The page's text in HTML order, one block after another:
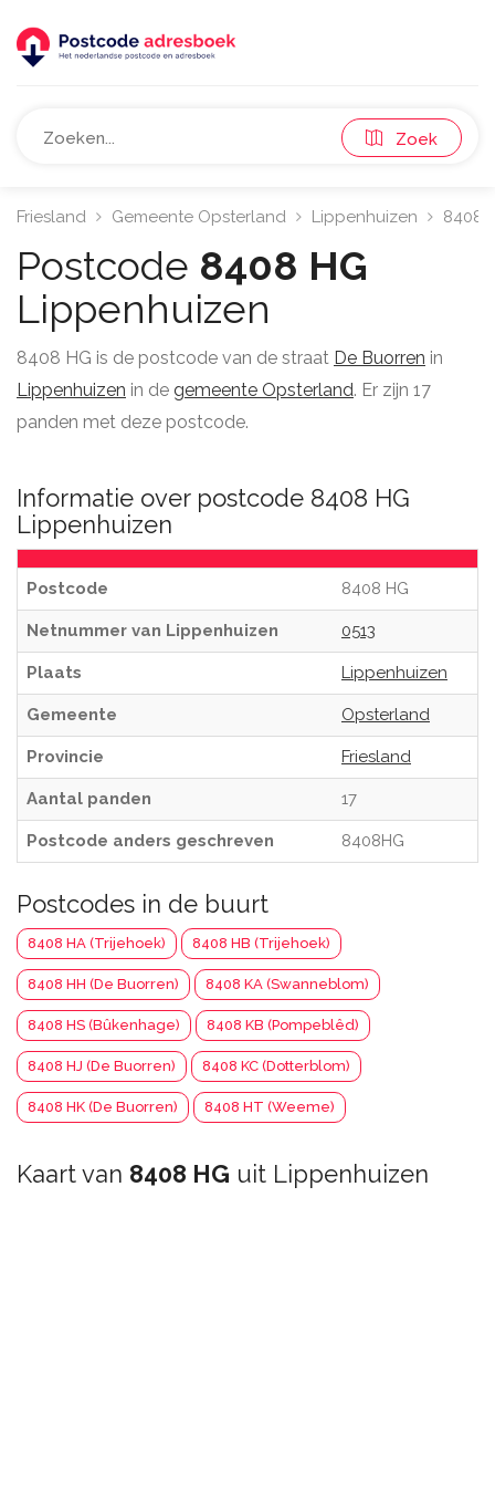
Zoek
Friesland Gemeente Opsterland Lippenhuizen 8408
Postcode 8408 HG
Lippenhuizen
8408 HG is de postcode van de straat De Buorren in
Lippenhuizen in de gemeente Opsterland. Er zijn 17
panden met deze postcode.
Informatie over postcode 8408 HG
Lippenhuizen
Postcode 8408 HG
Netnummer van Lippenhuizen 0513
Plaats Lippenhuizen
Gemeente Opsterland
Provincie Friesland
Aantal panden 17
Postcode anders geschreven 8408HG
Postcodes in de buurt
8408 HA (Trijehoek) 8408 HB (Trijehoek)
8408 HH (De Buorren) 8408 KA (Swanneblom)
8408 HS (Bûkenhage) 8408 KB (Pompeblêd)
8408 HJ (De Buorren) 8408 KC (Dotterblom)
8408 HK (De Buorren) 8408 HT (Weeme)
Kaart van 8408 HG uit Lippenhuizen